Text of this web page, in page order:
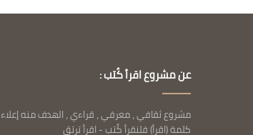
عن مشروع اقرأ كُتب :
مشروع ثقافي ، معرفي ، قراءي ، الهدف منه إعلاء
كلمة (اقرأ) فلنقرأ كُتب - اقرأ ترتق